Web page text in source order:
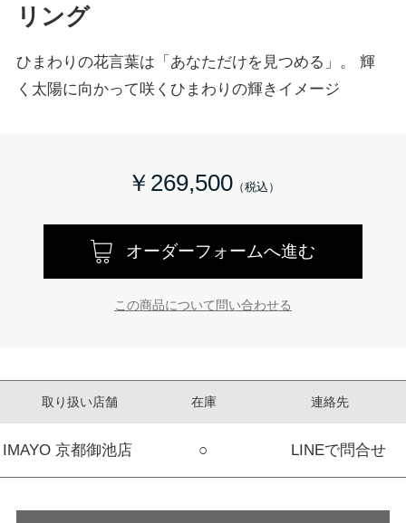
リング
ひまわりの花言葉は「あなただけを見つめる」。 輝
く太陽に向かって咲くひまわりの輝きイメージ
￥269,500
オーダーフォームへ進む
この商品について問い合わせる
取り扱い店舗 在庫 連絡先
IMAYO 京都御池店 ○ LINEで問合せ